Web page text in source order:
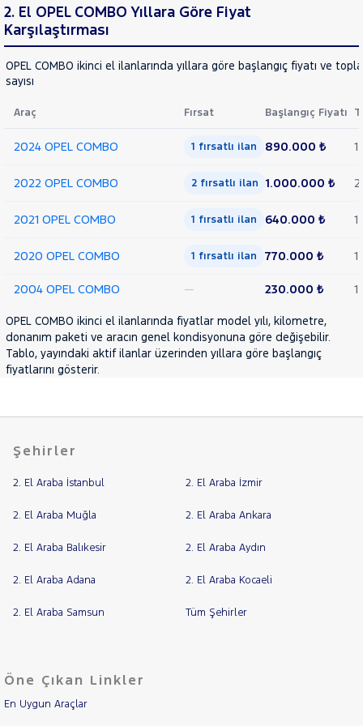
AT8
CARGO 1.5
D
ELEGANCE
XL
CDTI
TOUR
DTI
CORSA
Corsa-
e
GRANDLAND
X
VIVARO
SKODA
SSANGYONG
TOYOTA
TRAKTÖR
2. El OPEL COMBO Yıllara Göre Fiyat
Karşılaştırması
OPEL COMBO ikinci el ilanlarında yıllara göre başlangıç fiyatı ve
sayısı
Araç Fırsat Başlangıç Fiyatı
2024 OPEL COMBO 1 fırsatlı ilan 890.000 ₺ 1
2022 OPEL COMBO 2 fırsatlı ilan 1.000.000 ₺ 2
2021 OPEL COMBO 1 fırsatlı ilan 640.000 ₺ 1
2020 OPEL COMBO 1 fırsatlı ilan 770.000 ₺ 1
2004 OPEL COMBO — 230.000 ₺ 1
OPEL COMBO ikinci el ilanlarında fiyatlar model yılı, kilometre,
donanım paketi ve aracın genel kondisyonuna göre değişebilir.
Tablo, yayındaki aktif ilanlar üzerinden yıllara göre başlangıç
fiyatlarını gösterir.
Şehirler
2. El Araba İstanbul 2. El Araba İzmir
2. El Araba Muğla 2. El Araba Ankara
2. El Araba Balıkesir 2. El Araba Aydın
2. El Araba Adana 2. El Araba Kocaeli
2. El Araba Samsun Tüm Şehirler
Öne Çıkan Linkler
En Uygun Araçlar